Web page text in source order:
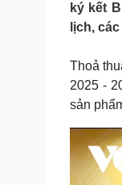
Vụ án
Tin nóng
Sức khỏe
Cây
Sản phụ
Nhi khoa
ký kết
lịch,
Thoả
2025 -
sản